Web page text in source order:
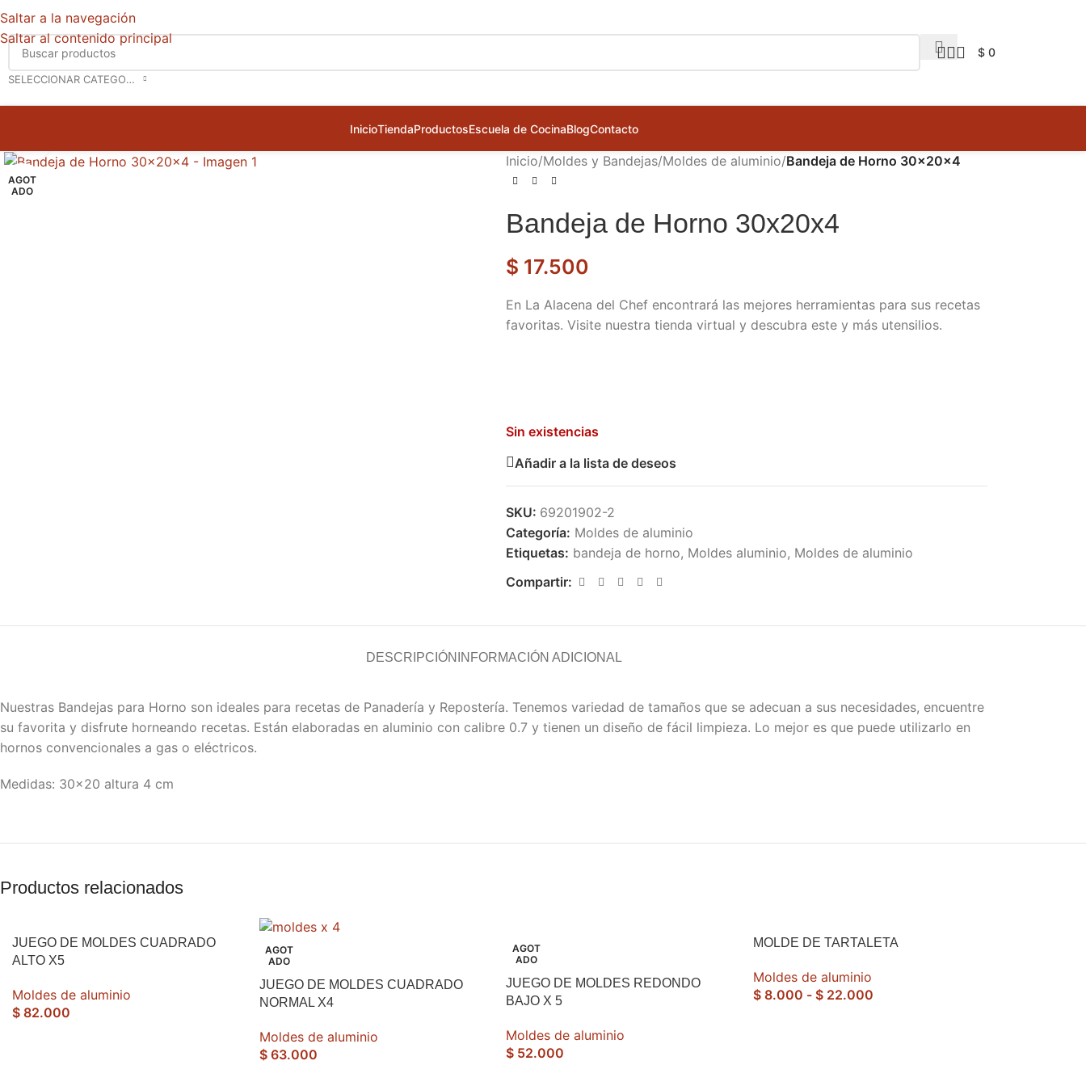
Saltar a la navegación
Saltar al contenido principal
SELECCIONAR CATEGORÍA
$ 0
InicioTiendaProductosEscuela de CocinaBlogContacto
AGOT
ADO
Inicio/Moldes y Bandejas/Moldes de aluminio/Bandeja de Horno 30x20x4
Bandeja de Horno 30x20x4
$ 17.500
En La Alacena del Chef encontrará las mejores herramientas para sus recetas
favoritas. Visite nuestra tienda virtual y descubra este y más utensilios.
Sin existencias
Añadir a la lista de deseos
SKU: 69201902-2
Categoría: Moldes de aluminio
Etiquetas: bandeja de horno, Moldes aluminio, Moldes de aluminio
Compartir:
DESCRIPCIÓN INFORMACIÓN ADICIONAL
Nuestras Bandejas para Horno son ideales para recetas de Panadería y Repostería. Tenemos variedad de tamaños que se adecuan a sus necesidades, encuentre
su favorita y disfrute horneando recetas. Están elaboradas en aluminio con calibre 0.7 y tienen un diseño de fácil limpieza. Lo mejor es que puede utilizarlo en
hornos convencionales a gas o eléctricos.
Medidas: 30×20 altura 4 cm
Productos relacionados
JUEGO DE MOLDES CUADRADO
ALTO X5
Moldes de aluminio
$ 82.000
AGOT
ADO
JUEGO DE MOLDES CUADRADO
NORMAL X4
Moldes de aluminio
$63.000
AGOT
ADO
JUEGO DE MOLDES REDONDO
BAJO X 5
Moldes de aluminio
$ 52.000
MOLDE DE TARTALETA
Moldes de aluminio
$8.000 - $22.000